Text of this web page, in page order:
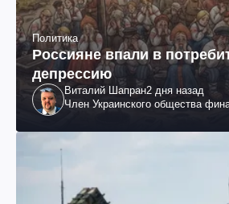
Политика
Россияне впали в
депрессию
Виталий Шапран2 дня назад
Член Украинского общества